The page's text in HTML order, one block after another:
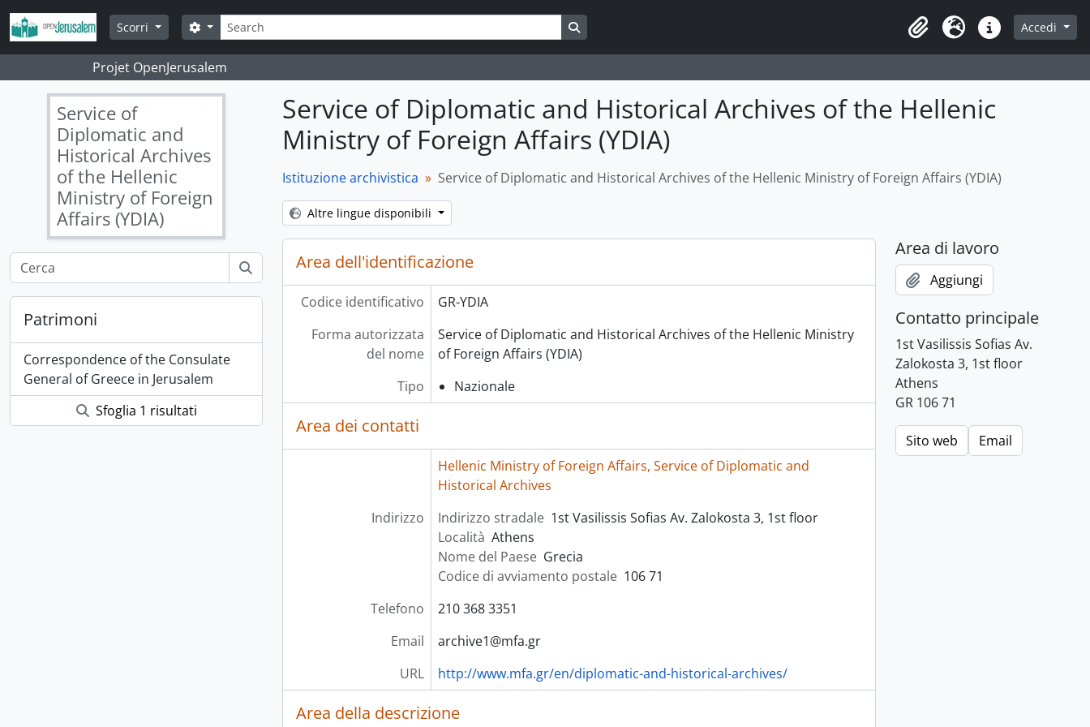
Skip to main content
Scorri
Cerca
Search options
Clipboard
Lingua Collegamenti veloci
Accedi
Projet OpenJerusalem
Service of
Diplomatic and
Historical Archives
of the Hellenic
Ministry of Foreign
Affairs (YDIA)
Patrimoni
Correspondence of the Consulate
General of Greece in Jerusalem
Sfoglia 1 risultati
Service of Diplomatic and Historical Archives of the Hellenic
Ministry of Foreign Affairs (YDIA)
Istituzione archivistica Service of Diplomatic and Historical Archives of the Hellenic Ministry of Foreign Affairs (YDIA)
Altre lingue disponibili
Area dell'identificazione
Codice identificativo
GR-YDIA
Forma autorizzata
del nome
Service of Diplomatic and Historical Archives of the Hellenic Ministry
of Foreign Affairs (YDIA)
Tipo
Nazionale
Area dei contatti
Hellenic Ministry of Foreign Affairs, Service of Diplomatic and
Historical Archives
Indirizzo
Indirizzo stradale 1st Vasilissis Sofias Av. Zalokosta 3, 1st floor
Località Athens
Nome del Paese Grecia
Codice di avviamento postale 106 71
Telefono
210 368 3351
Email
archive1@mfa.gr
URL
http://www.mfa.gr/en/diplomatic-and-historical-archives/
Area della descrizione
Area di lavoro
Aggiungi
Contatto principale
1st Vasilissis Sofias Av.
Zalokosta 3, 1st floor
Athens
GR 106 71
Sito web Email